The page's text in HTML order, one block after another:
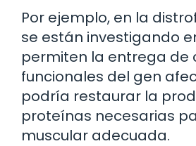
Por ejemplo, en la
se están investigando
permiten la entrega de
funcionales del gen
podría restaurar la
proteínas necesarias
muscular adecuada.